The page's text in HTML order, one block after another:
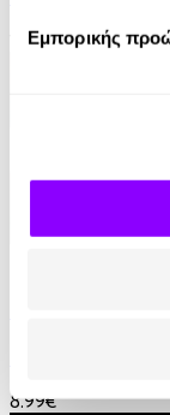
Εμπορικής
13.99€
8.99€